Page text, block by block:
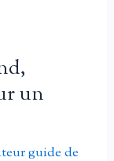
un
guide de